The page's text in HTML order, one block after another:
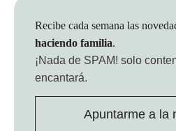
Recibe cada semana las
haciendo familia.
¡Nada de SPAM! solo
encantará.
Apuntarme a la